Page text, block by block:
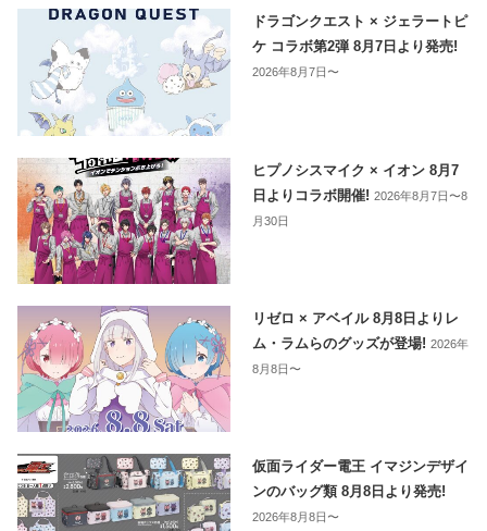
ドラゴンクエスト × ジェラートピ
ケ コラボ第2弾 8月7日より発売!
2026年8月7日〜
ヒプノシスマイク × イオン 8月7
日よりコラボ開催!2026年8月7日〜8
月30日
リゼロ × アベイル 8月8日よりレ
ム・ラムらのグッズが登場!2026年
8月8日〜
仮面ライダー電王 イマジンデザイ
ンのバッグ類 8月8日より発売!
2026年8月8日〜